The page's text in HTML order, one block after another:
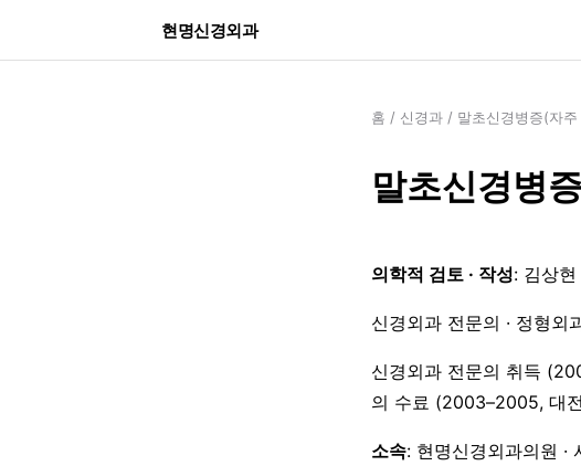
현명신경외과
홈 / 신경과 / 말초신경병증(자
말초신경병
의학적 검토 · 작성: 김상현
신경외과 전문의 · 정형외
신경외과 전문의 취득
의 수료 (2003–2005, 대
소속: 현명신경외과의원